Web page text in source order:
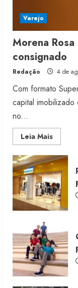
Varejo
Morena
consignado
Redação 4 de
Com formato
capital
no...
Leia MaisRead
more
Morena
Rosa
lança
com